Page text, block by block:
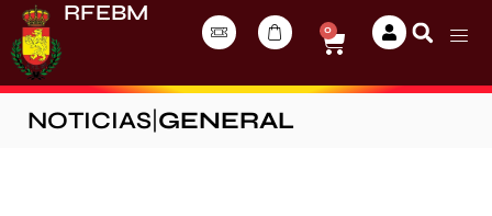
RFEBM
0
NOTICIAS GENERAL